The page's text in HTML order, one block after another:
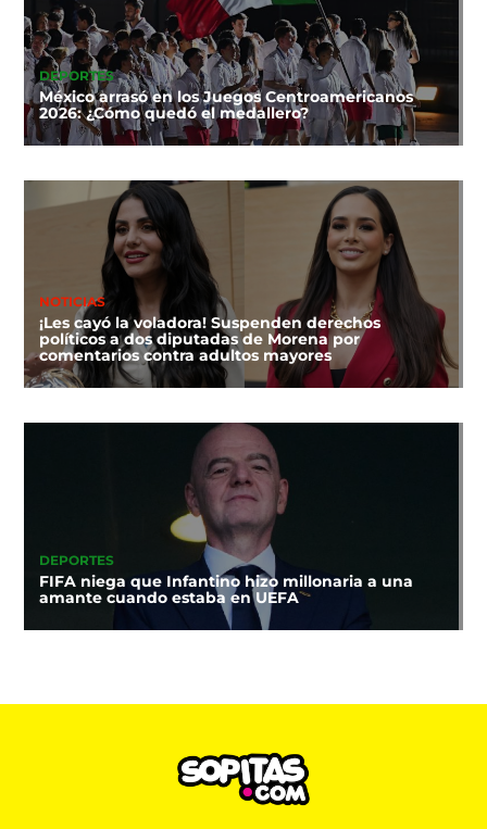
DEPORTES
México arrasó en los Juegos Centroamericanos
2026: ¿Cómo quedó el medallero?
NOTICIAS
¡Les cayó la voladora! Suspenden derechos
políticos a dos diputadas de Morena por
comentarios contra adultos mayores
DEPORTES
FIFA niega que Infantino hizo millonaria a una
amante cuando estaba en UEFA